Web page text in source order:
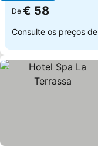
De € 58
Consulte os preços de